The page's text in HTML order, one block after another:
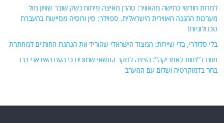
איך ניתן לנטרל את מתקני הגרעין בעומק הר המכוש באיראן ? דעה